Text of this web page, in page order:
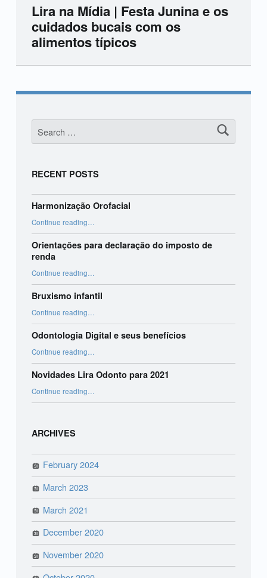
Lira na Mídia | Festa Junina e os
cuidados bucais com os
alimentos típicos
Skip back to main navigation
Search for:
RECENT POSTS
Harmonização Orofacial
Continue reading…
Orientações para declaração do imposto de
renda
Continue reading“Orientações para declaração do imposto de renda”
…
Bruxismo infantil
Continue reading …
Odontologia Digital e seus benefícios
Continue reading …
Novidades Lira Odonto para 2021
Continue reading …
ARCHIVES
February 2024
March 2023
March 2021
December 2020
November 2020